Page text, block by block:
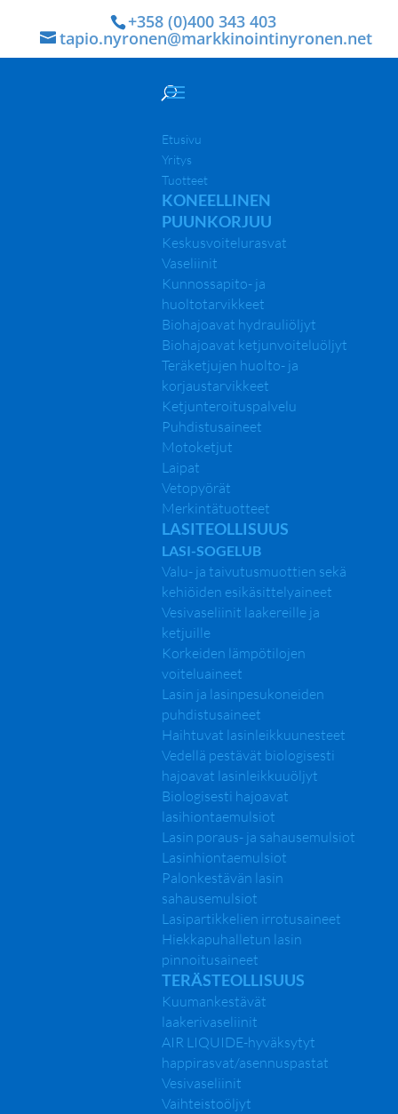
+358 (0)400 343 403
tapio.nyronen@markkinointinyronen.net
Etusivu
Yritys
Tuotteet
KONEELLINEN
PUUNKORJUU
Keskusvoitelurasvat
Vaseliinit
Kunnossapito- ja
huoltotarvikkeet
Biohajoavat hydrauliöljyt
Biohajoavat ketjunvoiteluöljyt
Teräketjujen huolto- ja
korjaustarvikkeet
Ketjunteroituspalvelu
Puhdistusaineet
Motoketjut
Laipat
Vetopyörät
Merkintätuotteet
LASITEOLLISUUS
LASI-SOGELUB
Valu- ja taivutusmuottien sekä
kehiöiden esikäsittelyaineet
Vesivaseliinit laakereille ja
ketjuille
Korkeiden lämpötilojen
voiteluaineet
Lasin ja lasinpesukoneiden
puhdistusaineet
Haihtuvat lasinleikkuunesteet
Vedellä pestävät biologisesti
hajoavat lasinleikkuuöljyt
Biologisesti hajoavat
lasihiontaemulsiot
Lasin poraus- ja sahausemulsiot
Lasinhiontaemulsiot
Palonkestävän lasin
sahausemulsiot
Lasipartikkelien irrotusaineet
Hiekkapuhalletun lasin
pinnoitusaineet
TERÄSTEOLLISUUS
Kuumankestävät
laakerivaseliinit
AIR LIQUIDE-hyväksytyt
happirasvat/asennuspastat
Vesivaseliinit
Vaihteistoöljyt